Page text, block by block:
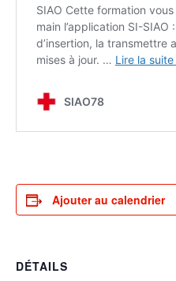
Ajouter au calendrier
DÉTAILS